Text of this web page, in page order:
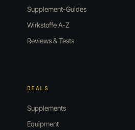
Supplement-Guides
Wirkstoffe A-Z
Reviews & Tests
DEALS
Supplements
Equipment